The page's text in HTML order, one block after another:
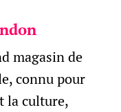
magasin de
connu pour
la culture,